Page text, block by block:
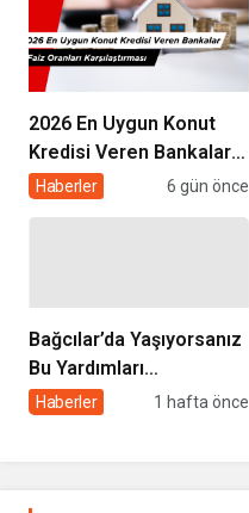
2026 En Uygun Konut
Kredisi Veren Bankalar
ve Faiz Oranları
Haberler 6 gün önce
Bağcılar’da Yaşıyorsanız
Bu Yardımları
Alabilirsiniz: Başvuru
Haberler 1 hafta önce